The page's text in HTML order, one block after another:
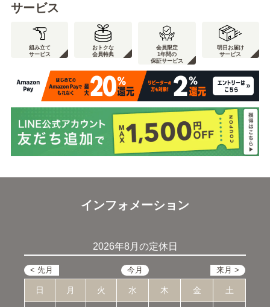
サービス
組み立て
サービス
おトクな
会員特典
会員限定
1年間の
保証サービス
明日お届け
サービス
インフォメーション
2026年8月の定休日
日 月 火 水 木 金 土